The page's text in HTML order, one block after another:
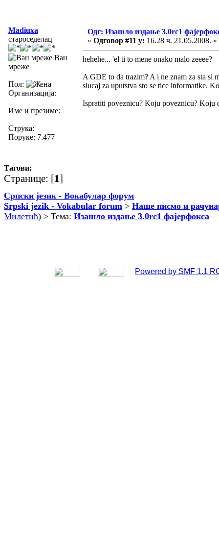
Madiuxa
староседелац
Ван
мреже
Пол:
Организација:
Име и презиме:
Струка:
Поруке: 7.477
Одг: Изашло издање 3.0rc1
« Одговор #11 у: 16.28 ч. 21.05.2008. »
hehehe... 'el ti to mene onako malo zeeee?
A GDE to da trazim? A i ne znam za sta si
slucaj za uputstva sto se tice informatike.
Ispratiti poveznicu? Koju poveznicu? Koju
Тагови:
Странице: [1]
Српски језик - Вокабулар форум
Srpski jezik - Vokabular forum > Наше писмо и
Милетић) > Тема: Изашло издање 3.0rc1 фајерфокса
Powered by SMF 1.1